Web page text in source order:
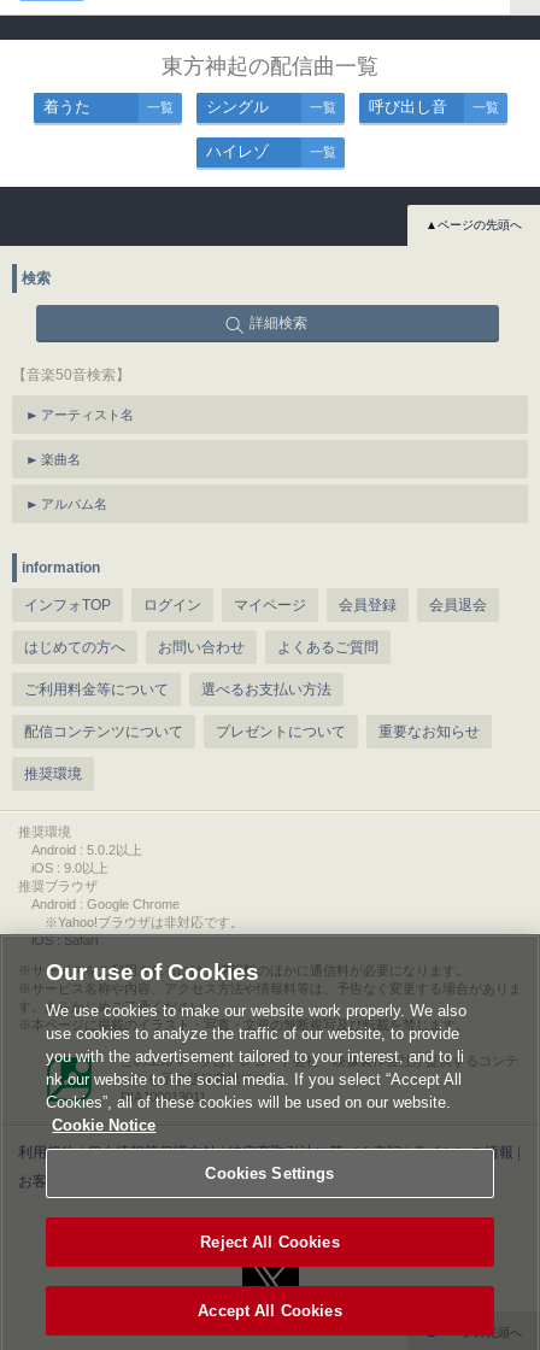
東方神起の配信曲一覧
着うた 一覧 シングル 一覧 呼び出し音 一覧
ハイレゾ 一覧
▲ページの先頭へ
検索
詳細検索
【音楽50音検索】
アーティスト名
楽曲名
アルバム名
information
インフォTOP ログイン マイページ 会員登録 会員退会
はじめての方へ お問い合わせ よくあるご質問
ご利用料金等について 選べるお支払い方法
配信コンテンツについて プレゼントについて 重要なお知らせ
推奨環境
推奨環境
Android : 5.0.2以上
iOS : 9.0以上
推奨ブラウザ
Android : Google Chrome
※Yahoo!ブラウザは非対応です。
iOS : Safari
サービスをご利用されるには、情報料のほかに通信料が必要になります。
サービス名称や内容、アクセス方法や情報料等は、予告なく変更する場合がありま
す。あらかじめご了承ください。
本ページに掲載のイラスト・写真・文章の無断複写及び転載を禁じます。
このエルマークは、レコード会社・映像製作会社が提供するコンテ
ンツを示す登録商標です。
RIAJ00013011
利用規約|個人情報等保護方針|特定商取引法に基づく表記|ライセンス情報
お客様情報の外部送信について|Cookies Settings
▲ページの先頭へ
Our use of Cookies
We use cookies to make our website work properly. We also
use cookies to analyze the traffic of our website, to provide
you with the advertisement tailored to your interest, and to li
nk our website to the social media. If you select “Accept All
Cookies”, all of these cookies will be used on our website.
Cookie Notice
Cookies Settings
Reject All Cookies
Accept All Cookies